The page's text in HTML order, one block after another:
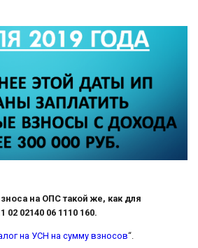
на ОПС такой же, как для
02140 06 1110 160.
на УСН на сумму взносов“.